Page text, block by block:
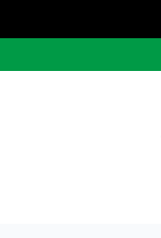
Inhalt